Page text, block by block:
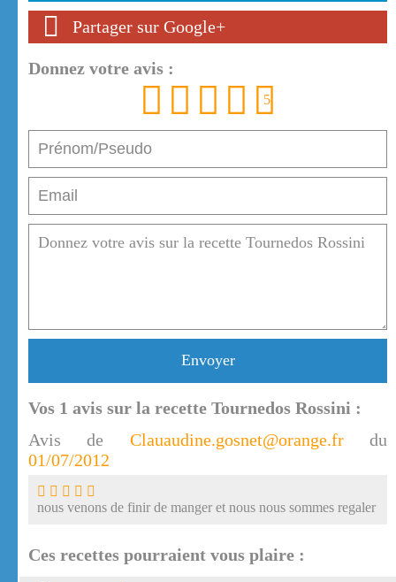
Partager sur Google+
Donnez votre avis :
5
Envoyer
Vos 1 avis sur la recette Tournedos Rossini :
Avis de Clauaudine.gosnet@orange.frdu
01/07/2012
nous venons de finir de manger et nous nous sommes regaler
Ces recettes pourraient vous plaire :